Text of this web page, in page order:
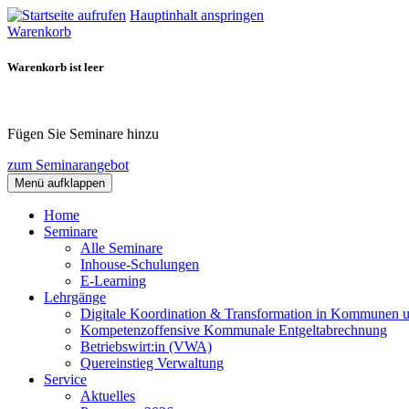
Hauptinhalt anspringen
Warenkorb
Warenkorb ist leer
Fügen Sie Seminare hinzu
zum Seminarangebot
Menü aufklappen
Home
Seminare
Alle Seminare
Inhouse-Schulungen
E-Learning
Lehrgänge
Digitale Koordination & Transformation in Kommunen
Kompetenzoffensive Kommunale Entgeltabrechnung
Betriebswirt:in (VWA)
Quereinstieg Verwaltung
Service
Aktuelles